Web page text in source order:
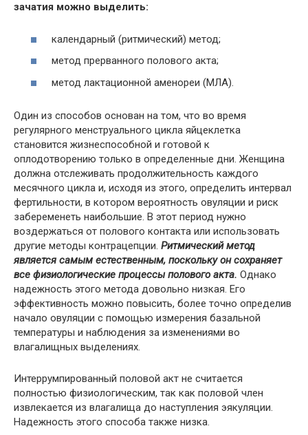
зачатия можно выделить:
календарный (ритмический) метод;
метод прерванного полового акта;
метод лактационной аменореи (МЛА).
Один из способов основан на том, что во время
регулярного менструального цикла яйцеклетка
становится жизнеспособной и готовой к
оплодотворению только в определенные дни. Женщина
должна отслеживать продолжительность каждого
месячного цикла и, исходя из этого, определить интервал
фертильности, в котором вероятность овуляции и риск
забеременеть наибольшие. В этот период нужно
воздержаться от полового контакта или использовать
другие методы контрацепции. Ритмический метод
является самым естественным, поскольку он сохраняет
все физиологические процессы полового акта. Однако
надежность этого метода довольно низкая. Его
эффективность можно повысить, более точно определив
начало овуляции с помощью измерения базальной
температуры и наблюдения за изменениями во
влагалищных выделениях.
Интеррумпированный половой акт не считается
полностью физиологическим, так как половой член
извлекается из влагалища до наступления эякуляции.
Надежность этого способа также низка.